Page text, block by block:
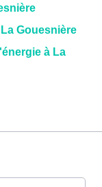
Gouesnière
à La